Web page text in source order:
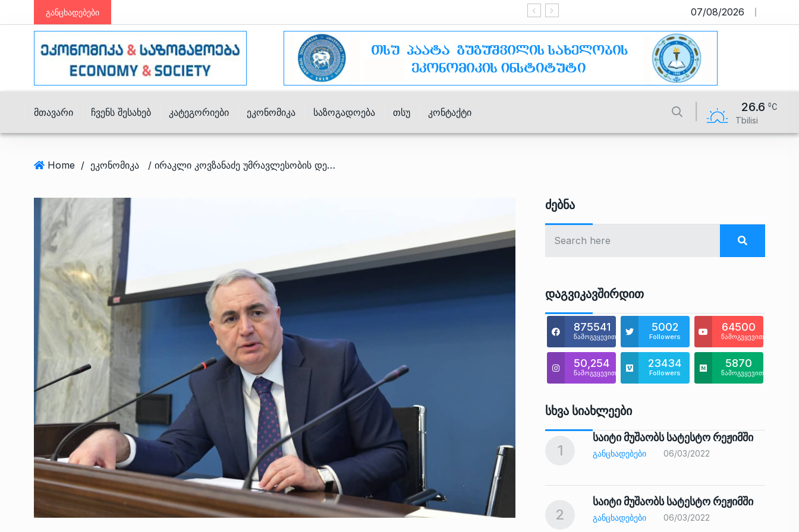
განცხადებები საიტი მუშაობს სატესტო რეჟიმში
07/08/2026
Მთავარი Ჩვენს Შესახებ Კატეგორიები Ეკონომიკა Საზოგადოება Თსუ Კონტაქტი 26.6
Tbilisi
Home / ეკონომიკა / ირაკლი კოვზანაძე უმრავლესობის დეპუტატების კანონპროექტის შეფასებისგან თავს იკავებს
Ძებნა
Დაგვიკავშირდით
875541
წამოგვყევით
5002
Followers
64500
წამოგვყევით
50,254
წამოგვყევით
23434
Followers
5870
წამოგვყევით
Სხვა Სიახლეები
6
ოთარ შამუგია ბაქოში გამართულ
მინისტერიალზე სიტყვით…
ᲔᲙᲝᲜᲝᲛᲘᲙᲐ 10/05/2022
7
გოგიტა თოდრაძე საქართველოს
სტატისტიკის ეროვნული
11
ზურაბ აზარაშვილი:
„სოციალურად დაუცველთა
დასაქმების პროგრამაში,…
ᲡᲐᲖᲝᲒᲐᲓᲝᲔᲑᲐ
აბაშის მუნიციპალიტეტი
1
საიტი მუშაობს სატესტო რეჟიმში
ᲒᲐᲜᲪᲮᲐᲓᲔᲑᲔᲑᲘ 06/03/2022
2
საიტი მუშაობს სატესტო რეჟიმში
ᲒᲐᲜᲪᲮᲐᲓᲔᲑᲔᲑᲘ 06/03/2022